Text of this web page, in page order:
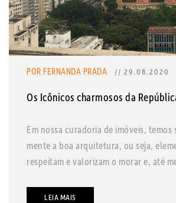
POR FERNANDA PRADA // 29.08.2020
Os Icônicos charmosos da
Em nossa curadoria de imóveis, temos
mente a boa arquitetura, ou seja,
respeitam e valorizam o morar e, até
LEIA MAIS